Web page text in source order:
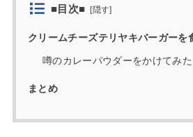
■目次■ [隠す]
クリームチーズテリヤキバーガーを
噂のカレーパウダーをかけてみた
まとめ